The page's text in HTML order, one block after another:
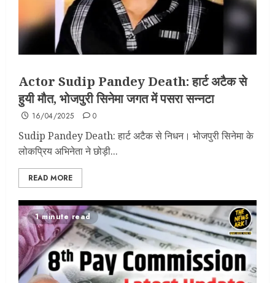
Actor Sudip Pandey Death: हार्ट अटैक से
हुयी मौत, भोजपुरी सिनेमा जगत में पसरा सन्नटा
16/04/2025 0
Sudip Pandey Death: हार्ट अटैक से निधन। भोजपुरी सिनेमा के
लोकप्रिय अभिनेता ने छोड़ी...
READ MORE
1 minute read